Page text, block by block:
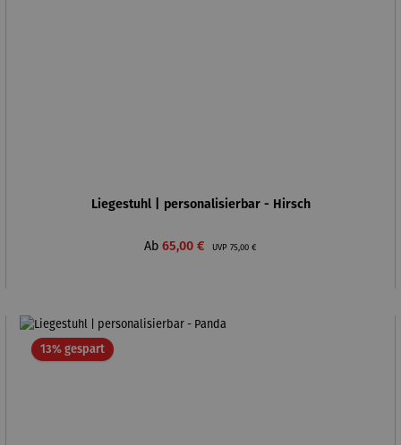
Liegestuhl | personalisierbar - Hirsch
Verkaufspreis:
Ab 65,00 € UVP Regulärer Preis:
75,00 €
13% gespartRabatt